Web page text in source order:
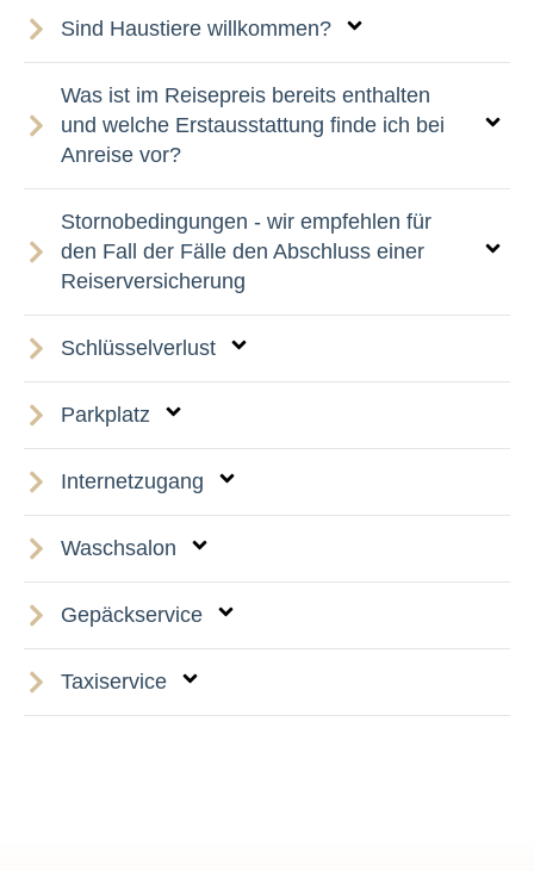
Sind Haustiere willkommen?
Was ist im Reisepreis bereits enthalten
und welche Erstausstattung finde ich bei
Anreise vor?
Stornobedingungen - wir empfehlen für
den Fall der Fälle den Abschluss einer
Reiserversicherung
Schlüsselverlust
Parkplatz
Internetzugang
Waschsalon
Gepäckservice
Taxiservice